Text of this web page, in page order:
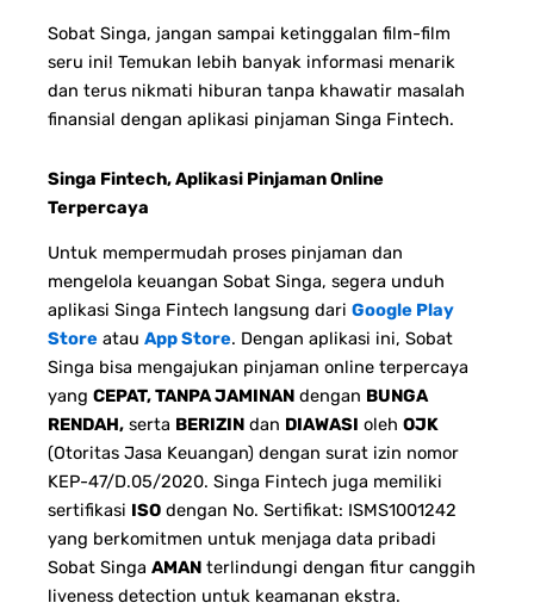
Sobat Singa, jangan sampai ketinggalan film-film
seru ini! Temukan lebih banyak informasi menarik
dan terus nikmati hiburan tanpa khawatir masalah
finansial dengan aplikasi pinjaman Singa Fintech.
Singa Fintech, Aplikasi Pinjaman Online
Terpercaya
Untuk mempermudah proses pinjaman dan
mengelola keuangan Sobat Singa, segera unduh
aplikasi Singa Fintech langsung dari Google Play
Store atau App Store. Dengan aplikasi ini, Sobat
Singa bisa mengajukan pinjaman online terpercaya
yang CEPAT, TANPA JAMINAN dengan BUNGA
RENDAH, serta BERIZIN dan DIAWASI oleh OJK
(Otoritas Jasa Keuangan) dengan surat izin nomor
KEP-47/D.05/2020. Singa Fintech juga memiliki
sertifikasi ISO dengan No. Sertifikat: ISMS1001242
yang berkomitmen untuk menjaga data pribadi
Sobat Singa AMAN terlindungi dengan fitur canggih
liveness detection untuk keamanan ekstra.